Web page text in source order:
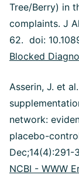
Tree/Berry) in
complaints. J
62. doi:
Blocked
Asserin, J. et
network:
placebo-
Dec;14(4):291-
NCBI - WWW